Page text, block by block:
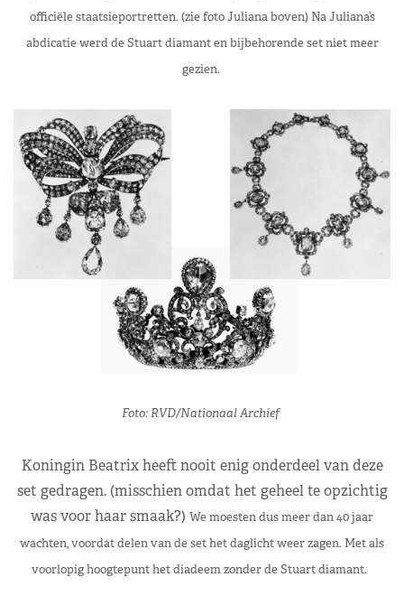
officiële staatsieportretten. (zie foto Juliana boven)Na Juliana’s
abdicatie werd de Stuart diamant en bijbehorende setniet meer
gezien.
Foto: RVD/Nationaal Archief
Koningin Beatrix heeft nooit enig onderdeel van deze
set gedragen. (misschien omdat het geheel te opzichtig
was voor haar smaak?) We moesten dus meer dan 40 jaar
wachten, voordat delen van de set het daglicht weer zagen. Met als
voorlopig hoogtepunt het diadeem zonder de Stuart diamant.